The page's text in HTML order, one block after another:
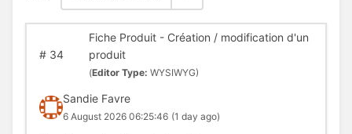
#34
Fiche Produit - Création / modification d'un
produit
(Editor Type: WYSIWYG)
Sandie Favre
6 August 2026 06:25:46 (1 day ago)